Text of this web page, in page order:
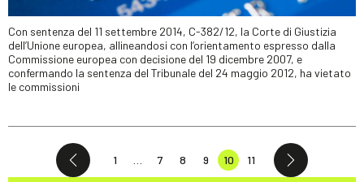
Con sentenza del 11 settembre 2014, C-382/12, la Corte di Giustizia
dell’Unione europea, allineandosi con l’orientamento espresso dalla
Commissione europea con decisione del 19 dicembre 2007, e
confermando la sentenza del Tribunale del 24 maggio 2012, ha vietato
le commissioni
1 7 8 9 10 11